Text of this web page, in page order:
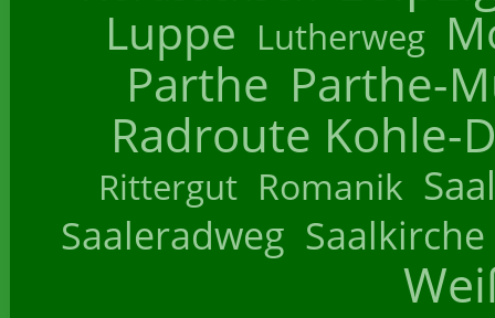
Luppe Lutherweg
Parthe Parthe-
Radroute Kohle-
Rittergut Romanik
Saaleradweg Saalkirche